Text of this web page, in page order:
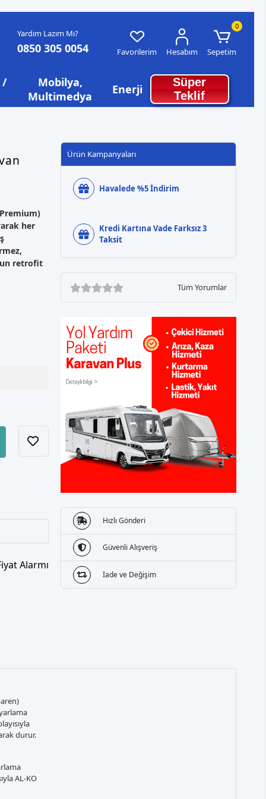
Yardım Lazım Mı?
0850 305 0054 Favorilerim Hesabım
0
Sepetim
/
Mobilya,
Multimedya
Enerji
Süper
Teklif
her
retrofit
Alarmı
Ürün Kampanyaları
Havalede %5 İndirim
Kredi Kartına Vade Farksız 3
Taksit
Tüm Yorumlar
Hızlı Gönderi
Güvenli Alışveriş
İade ve Değişim
durur.
AL-KO